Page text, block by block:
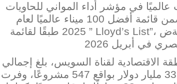
عالميًا في مؤشر أداء المواني للحاويات
لعام 2024 وفقًا للبنك الدولي، كما جاء ضمن قائمة أفضل 100 ميناء عالميًا لعام
2025 طبقًا لقائمة ” Lloyd’s List
الاقتصادية لقناة السويس، بلغ إجمالي
الاستثمارات بمنطقة السخنة الصناعية 33.1 مليار دولار بواقع 547 مشروعًا، وفرت